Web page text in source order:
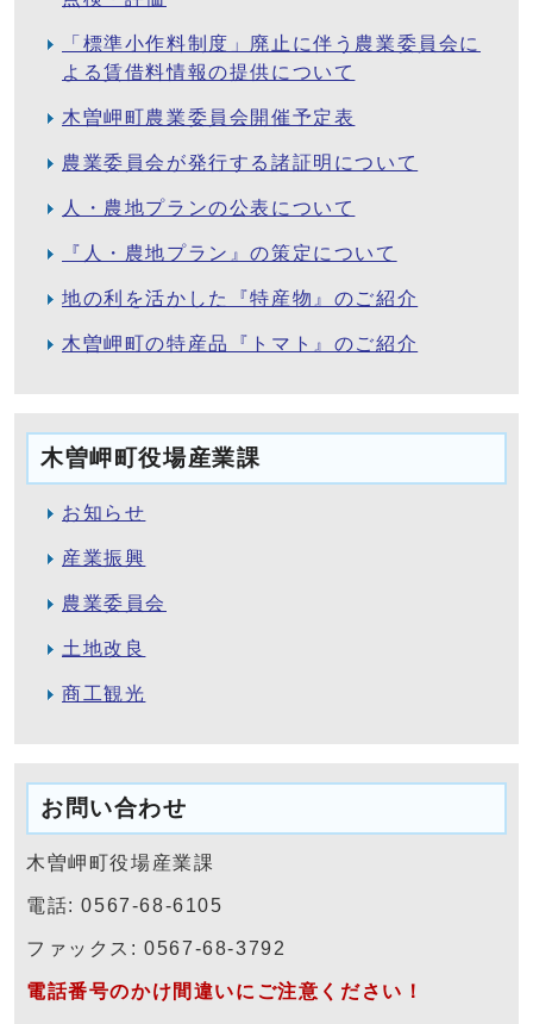
「標準小作料制度」廃止に伴う農業委員会に
よる賃借料情報の提供について
木曽岬町農業委員会開催予定表
農業委員会が発行する諸証明について
人・農地プランの公表について
『人・農地プラン』の策定について
地の利を活かした『特産物』のご紹介
木曽岬町の特産品『トマト』のご紹介
木曽岬町役場産業課
お知らせ
産業振興
農業委員会
土地改良
商工観光
お問い合わせ
木曽岬町役場産業課
電話: 0567-68-6105
ファックス: 0567-68-3792
電話番号のかけ間違いにご注意ください！